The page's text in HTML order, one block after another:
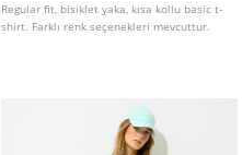
Regular fit, bisiklet yaka, kısa kollu basic t-
shirt. Farklı renk seçenekleri mevcuttur.